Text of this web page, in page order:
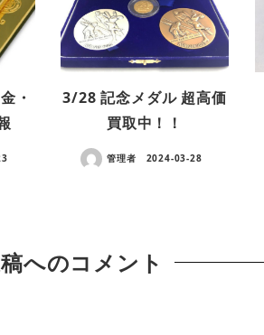
・
3/28 記念メダル 超高価
買取中！！
管理者 2024-03-28
へのコメント